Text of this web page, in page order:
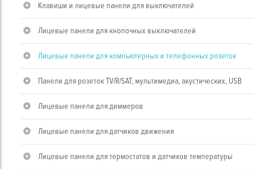
Клавиши и лицевые панели для выключателей
Лицевые панели для кнопочных выключателей
Лицевые панели для компьютерных и телефонных розеток
Панели для розеток TV/R/SAT, мультимедиа, акустических, USB
Лицевые панели для диммеров
Лицевые панели для датчиков движения
Лицевые панели для термостатов и датчиков температуры